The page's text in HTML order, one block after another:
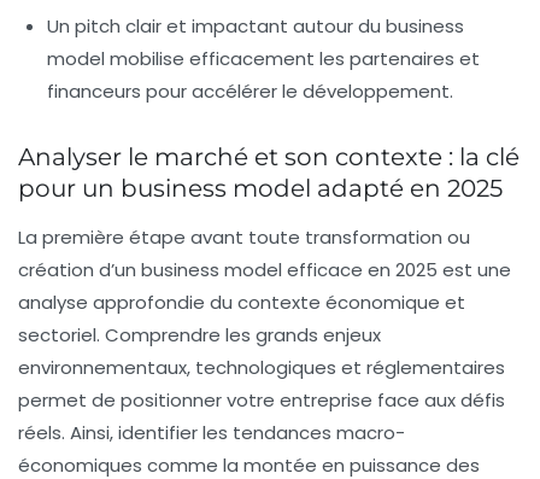
Un pitch clair et impactant autour du business
model mobilise efficacement les partenaires et
financeurs pour accélérer le développement.
Analyser le marché et son contexte : la clé
pour un business model adapté en 2025
La première étape avant toute transformation ou
création d’un business model efficace en 2025 est une
analyse approfondie du contexte économique et
sectoriel. Comprendre les grands enjeux
environnementaux, technologiques et réglementaires
permet de positionner votre entreprise face aux défis
réels. Ainsi, identifier les tendances macro-
économiques comme la montée en puissance des